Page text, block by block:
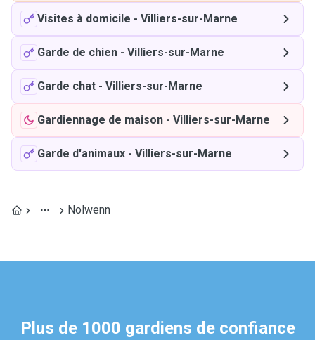
Visites à domicile - Villiers-sur-Marne
Garde de chien - Villiers-sur-Marne
Garde chat - Villiers-sur-Marne
Gardiennage de maison - Villiers-sur-Marne
Garde d'animaux - Villiers-sur-Marne
Nolwenn
Plus de 1000 gardiens de confiance